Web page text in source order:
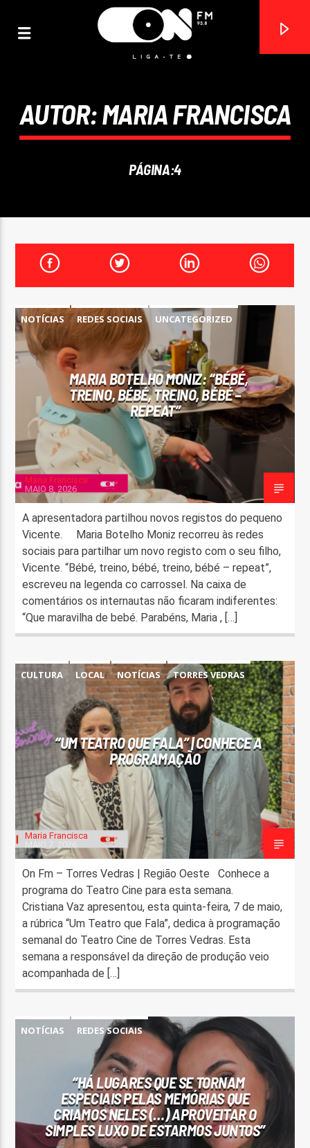
ON FM
LIGA-TE
FAIXA ATUAL
TÍTULO
ARTISTA
ON FM
AUTOR:MARIA FRANCISCA
PÁGINA:4
NOTÍCIAS REDES SOCIAIS UNCATEGORIZED
MARIA BOTELHO MONIZ: “BÉBÉ,
TREINO, BÉBÉ, TREINO, BÉBÉ –
REPEAT”
Maria Francisca
MAIO 8, 2026
A apresentadora partilhou novos registos do pequeno
Vicente. Maria Botelho Moniz recorreu às redes
sociais para partilhar um novo registo com o seu filho,
Vicente. “Bébé, treino, bébé, treino, bébé – repeat”,
escreveu na legenda co carrossel. Na caixa de
comentários os internautas não ficaram indiferentes:
“Que maravilha de bebé. Parabéns, Maria , […]
CULTURA LOCAL NOTÍCIAS TORRES VEDRAS
“UM TEATRO QUE FALA” | CONHECE A
PROGRAMAÇÃO
Maria Francisca
On Fm – Torres Vedras | Região Oeste Conhece a
programa do Teatro Cine para esta semana.
Cristiana Vaz apresentou, esta quinta-feira, 7 de maio,
a rúbrica “Um Teatro que Fala”, dedica à programação
semanal do Teatro Cine de Torres Vedras. Esta
semana a responsável da direção de produção veio
acompanhada de […]
NOTÍCIAS REDES SOCIAIS
“HÁ LUGARES QUE SE TORNAM
ESPECIAIS PELAS MEMÓRIAS QUE
CRIAMOS NELES (…) APROVEITAR O
SIMPLES LUXO DE ESTARMOS JUNTOS”